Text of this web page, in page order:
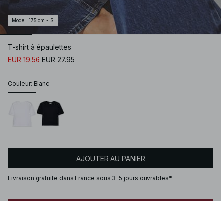
Model : 175 cm - S
T-shirt à épaulettes
EUR 19.56 EUR 27.95
Couleur: Blanc
AJOUTER AU PANIER
Livraison gratuite dans France sous 3-5 jours ouvrables*